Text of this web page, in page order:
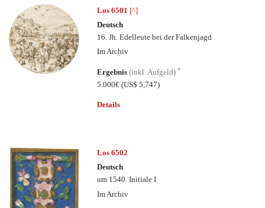
Los 6501 [^]
Deutsch
16. Jh. Edelleute bei der Falkenjagd
Im Archiv
Ergebnis(inkl. Aufgeld)*
5.000€(US$ 5,747)
Details
Los 6502
Deutsch
um 1540. Initiale I
Im Archiv